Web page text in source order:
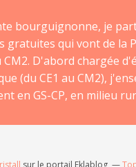
bourguignonne, je
gratuites qui vont de la
CM2. D'abord chargée
(du CE1 au CM2),
en GS-CP, en milieu
sur le portail Eklablog